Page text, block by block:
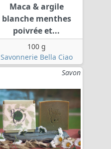
Maca & argile
blanche menthes
poivrée et...
100 g
Savonnerie Bella Ciao
Savon